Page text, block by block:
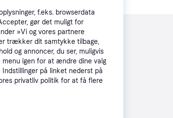
Promoveret
49 kr. fragt,1 dag179 kr.
f.eks. browserdata
gør det muligt for
»Vi og vores partnere
trækker dit samtykke tilbage,
og annoncer, du ser, muligvis
igen for at ændre dine valg
på linket nederst på
privatliv politik for at få flere